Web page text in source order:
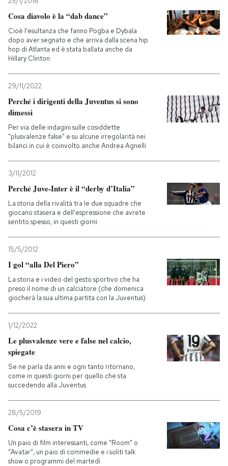
Cosa diavolo è la “dab dance”
Cioè l'esultanza che fanno Pogba e Dybala
dopo aver segnato e che arriva dalla scena hip
hop di Atlanta ed è stata ballata anche da
Hillary Clinton
29/11/2022
Perché i dirigenti della Juventus si sono
dimessi
Per via delle indagini sulle cosiddette
"plusvalenze false" e su alcune irregolarità nei
bilanci in cui è coinvolto anche Andrea Agnelli
3/11/2012
Perché Juve-Inter è il “derby d’Italia”
La storia della rivalità tra le due squadre che
giocano stasera e dell'espressione che avrete
sentito spesso, in questi giorni
15/5/2012
I gol “alla Del Piero”
La storia e i video del gesto sportivo che ha
preso il nome di un calciatore (che domenica
giocherà la sua ultima partita con la Juventus)
1/12/2022
Le plusvalenze vere e false nel calcio,
spiegate
Se ne parla da anni e ogni tanto ritornano,
come in questi giorni per quello che sta
succedendo alla Juventus
28/5/2019
Cosa c’è stasera in TV
Un paio di film interessanti, come "Room" o
"Avatar", un paio di commedie e i soliti talk
show o programmi del martedì